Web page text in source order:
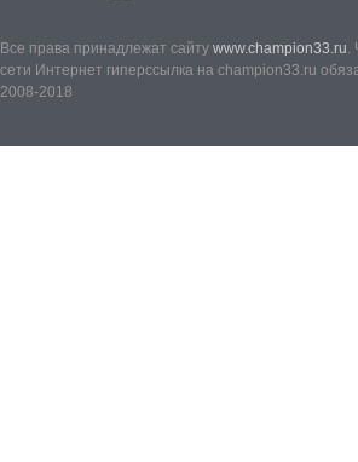
Все права принадлежат сайту www.champion33.ru.
сети Интернет гиперссылка на champion33.ru
2008-2018